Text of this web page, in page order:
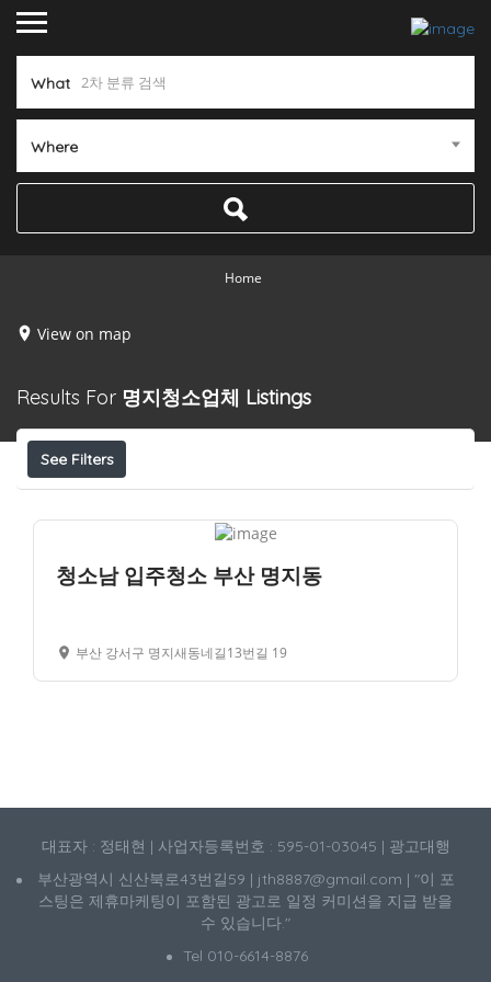
What
Where
Home
View on map
Results For 명지청소업체 Listings
See Filters
청소남 입주청소 부산 명지동
부산 강서구 명지새동네길13번길 19
대표자 : 정태현 | 사업자등록번호 : 595-01-03045 | 광고대행
부산광역시 신산북로43번길59 | jth8887@gmail.com | "이 포
스팅은 제휴마케팅이 포함된 광고로 일정 커미션을 지급 받을
수 있습니다."
Tel 010-6614-8876